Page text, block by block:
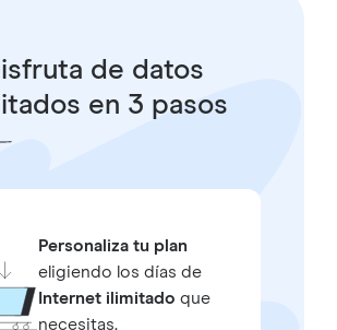
de datos
en 3 pasos
Personaliza tu plan
eligiendo los días de
Internet ilimitado que
necesitas.